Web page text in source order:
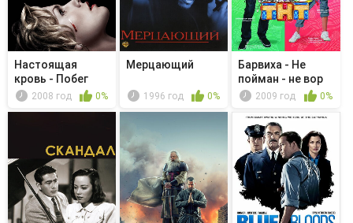
Настоящая
кровь - Побег
2008 год 0%
Мерцающий
1996 год 0%
Барвиха - Не
пойман - не вор
2009 год 0%